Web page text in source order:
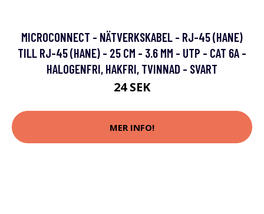
MICROCONNECT - NÄTVERKSKABEL - RJ-45 (HANE)
TILL RJ-45 (HANE) - 25 CM - 3.6 MM - UTP - CAT 6A -
HALOGENFRI, HAKFRI, TVINNAD - SVART
24 SEK
MER INFO!